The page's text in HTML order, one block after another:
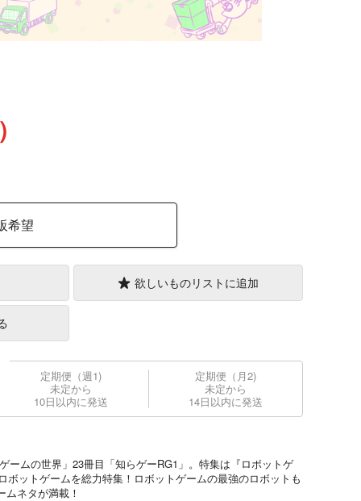
希望
欲しいものリストに追加
定期便（週1)
未定から
10日以内に発送
定期便（月2)
未定から
14日以内に発送
ームの世界」23冊目「知らゲーRG1」。特集は『ロボットゲ
ボットゲームを総力特集！ロボットゲームの最強のロボットも
ムネタが満載！